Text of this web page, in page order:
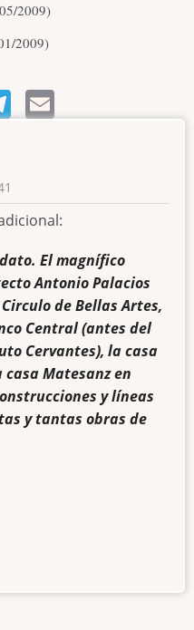
2009)
2009)
Telegram
El magnífico
Antonio Palacios
de Bellas Artes,
Central (antes del
Cervantes), la casa
casa Matesanz en
y líneas
y tantas obras de